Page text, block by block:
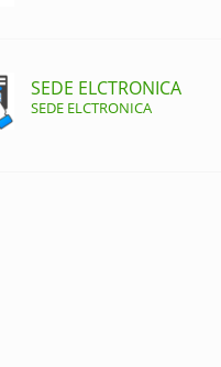
SEDE ELCTRONICA
SEDE ELCTRONICA